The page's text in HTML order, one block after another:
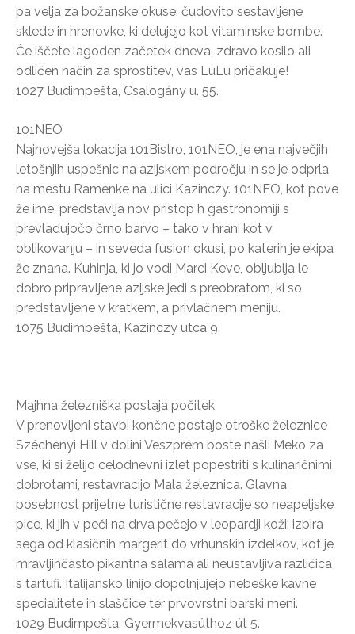
pa velja za božanske okuse, čudovito sestavljene
sklede in hrenovke, ki delujejo kot vitaminske bombe.
Če iščete lagoden začetek dneva, zdravo kosilo ali
odličen način za sprostitev, vas LuLu pričakuje!
1027 Budimpešta, Csalogány u. 55.
101NEO
Najnovejša lokacija 101Bistro, 101NEO, je ena največjih
letošnjih uspešnic na azijskem področju in se je odprla
na mestu Ramenke na ulici Kazinczy. 101NEO, kot pove
že ime, predstavlja nov pristop h gastronomiji s
prevladujočo črno barvo – tako v hrani kot v
oblikovanju – in seveda fusion okusi, po katerih je ekipa
že znana. Kuhinja, ki jo vodi Marci Keve, obljublja le
dobro pripravljene azijske jedi s preobratom, ki so
predstavljene v kratkem, a privlačnem meniju.
1075 Budimpešta, Kazinczy utca 9.
Majhna železniška postaja počitek
V prenovljeni stavbi končne postaje otroške železnice
Széchenyi Hill v dolini Veszprém boste našli Meko za
vse, ki si želijo celodnevni izlet popestriti s kulinaričnimi
dobrotami, restavracijo Mala železnica. Glavna
posebnost prijetne turistične restavracije so neapeljske
pice, ki jih v peči na drva pečejo v leopardji koži: izbira
sega od klasičnih margerit do vrhunskih izdelkov, kot je
mravljinčasto pikantna salama ali neustavljiva različica
s tartufi. Italijansko linijo dopolnjujejo nebeške kavne
specialitete in slaščice ter prvovrstni barski meni.
1029 Budimpešta, Gyermekvasúthoz út 5.